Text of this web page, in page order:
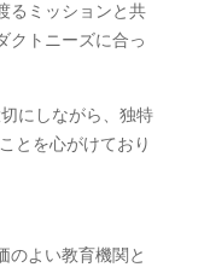
るミッションと共
クトニーズに合っ
にしながら、独特
とを心がけており
のよい教育機関と